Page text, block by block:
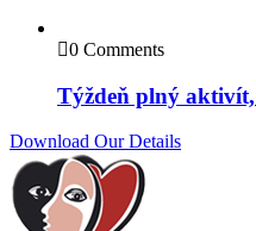
0 Comments
Týždeň plný
Download Our Details